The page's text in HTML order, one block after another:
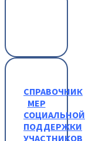
СПРАВОЧНИК
МЕР
СОЦИАЛЬНОЙ
ПОДДЕРЖКИ
УЧАСТНИКОВ